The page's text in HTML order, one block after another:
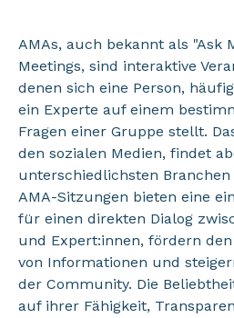
AMAs, auch bekannt als "Ask
Meetings, sind interaktive
denen sich eine Person,
ein Experte auf einem
Fragen einer Gruppe stellt.
den sozialen Medien, findet
unterschiedlichsten Branchen
AMA-Sitzungen bieten eine
für einen direkten Dialog
und Expert:innen, fördern
von Informationen und
der Community. Die
auf ihrer Fähigkeit,